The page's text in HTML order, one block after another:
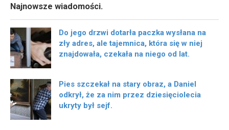
Najnowsze wiadomości.
Do jego drzwi dotarła paczka wysłana na
zły adres, ale tajemnica, która się w niej
znajdowała, czekała na niego od lat.
Pies szczekał na stary obraz, a Daniel
odkrył, że za nim przez dziesięciolecia
ukryty był sejf.